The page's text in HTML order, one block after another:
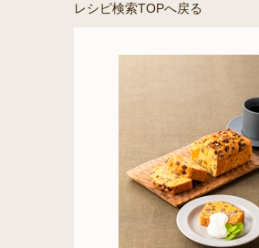
レシピ検索TOPへ戻る